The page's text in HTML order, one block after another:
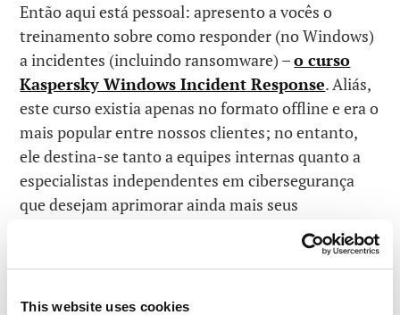
This website uses cookies
Então aqui está pessoal: apresento a vocês o
treinamento sobre como responder (no Windows)
a incidentes (incluindo ransomware) –o curso
Kaspersky Windows Incident Response. Aliás,
este curso existia apenas no formato offline e era o
mais popular entre nossos clientes; no entanto,
ele destina-se tanto a equipes internas quanto a
especialistas independentes em cibersegurança
que desejam aprimorar ainda mais seus
conhecimentos e aumentar suas qualificações.
Agora, de acordo compesquisas recentes, os